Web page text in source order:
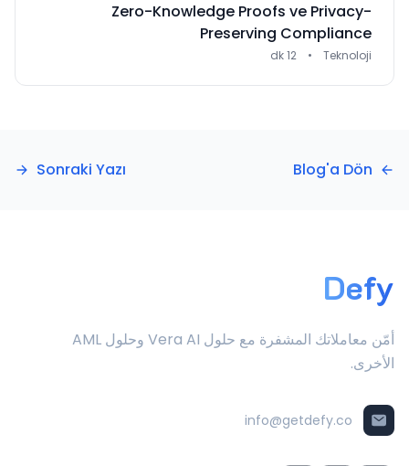
Zero-Knowledge Proofs ve Privacy-
Preserving Compliance
Teknoloji
•
12 dk
Blog'a Dön
Sonraki Yazı
Defy
أمّن معاملاتك المشفرة مع حلول Vera AI وحلول AML
الأخرى.
info@getdefy.co